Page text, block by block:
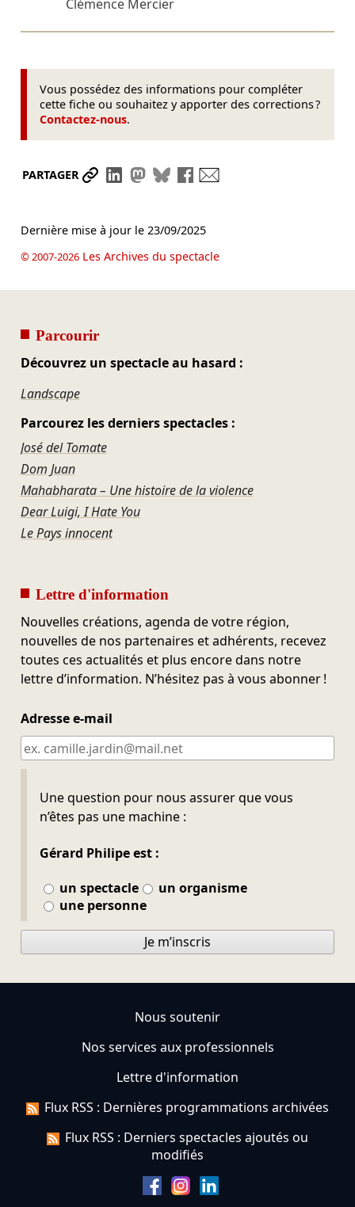
Clémence Mercier
Vous possédez des informations pour compléter
cette fiche ou souhaitez y apporter des corrections ?
Contactez-nous.
PARTAGER Partager le lien
Partager sur LinkedIn
Partager sur Mastodon
Partager sur Bluesky
Partager sur Facebook
Dernière mise à jour le 23/09/2025
© 2007-2026Les Archives du spectacle
Parcourir
Découvrez un spectacle au hasard :
Landscape
Parcourez les derniers spectacles :
José del Tomate
Dom Juan
Mahabharata – Une histoire de la violence
Dear Luigi, I Hate You
Le Pays innocent
Lettre d'information
Nouvelles créations, agenda de votre région,
nouvelles de nos partenaires et adhérents, recevez
toutes ces actualités et plus encore dans notre
lettre d’information. N’hésitez pas à vous abonner !
Adresse e-mail
Une question pour nous assurer que vous
n’êtes pas une machine :
Gérard Philipe est :
un spectacle
un organisme
une personne
Ne pas remplir
Je m’inscris
Nous soutenir
Nos services aux professionnels
Lettre d'information
Flux RSS : Dernières programmations archivées
Flux RSS : Derniers spectacles ajoutés ou
modifiés